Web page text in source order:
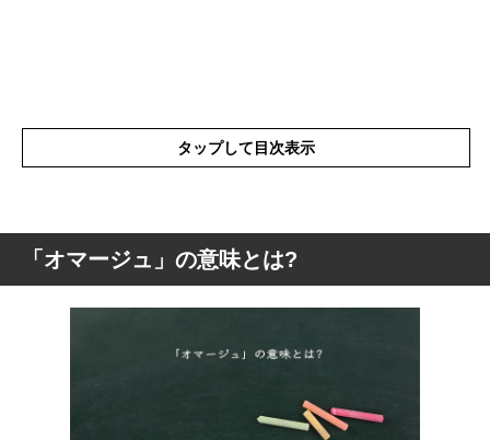
タップして目次表示
「オマージュ」の意味とは?
「オマージュ」を使った例文
「オマージュ」の意味とは?